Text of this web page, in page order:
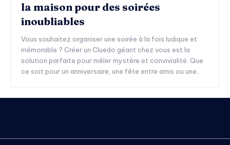
la maison pour des soirées
inoubliables
Vous souhaitez organiser une soirée à la fois ludique et
mémorable ? Créer un Cluedo géant chez vous est la
solution parfaite pour mêler mystère et convivialité. Que
ce soit pour un anniversaire, une fête entre amis ou une...